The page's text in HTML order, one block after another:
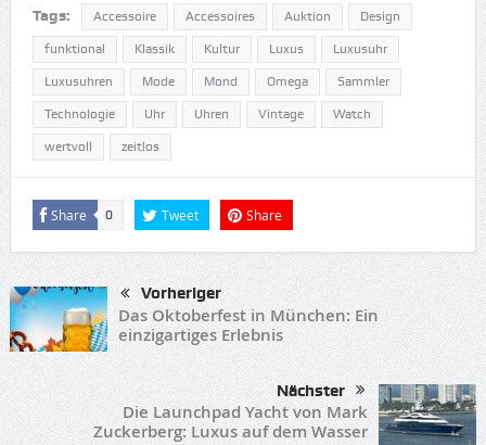
Tags: Accessoire Accessoires Auktion Design
funktional Klassik Kultur Luxus Luxusuhr
Luxusuhren Mode Mond Omega Sammler
Technologie Uhr Uhren Vintage Watch
wertvoll zeitlos
Share 0 Tweet Share
Vorheriger
Das Oktoberfest in München: Ein
einzigartiges Erlebnis
Nächster
Die Launchpad Yacht von Mark
Zuckerberg: Luxus auf dem Wasser